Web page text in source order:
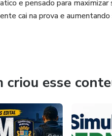
e pensado para
cai na prova e
esse